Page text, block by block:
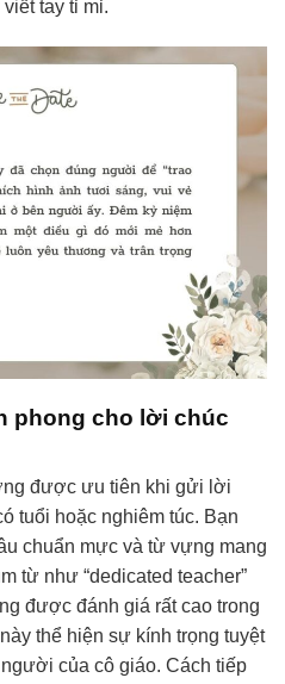
tay tỉ mỉ.
phong cho lời chúc
được ưu tiên khi gửi lời
tuổi hoặc nghiêm túc. Bạn
chuẩn mực và từ vựng mang
từ như “dedicated teacher”
được đánh giá rất cao trong
thể hiện sự kính trọng tuyệt
của cô giáo. Cách tiếp